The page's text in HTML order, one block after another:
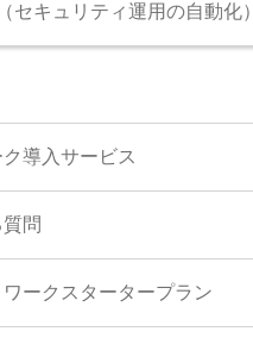
セキュリティ運用の自動化）
導入サービス
問
ワークスタータープラン